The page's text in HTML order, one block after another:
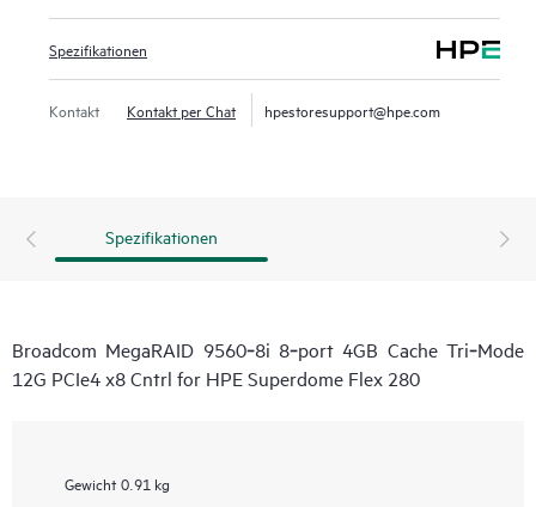
Spezifikationen
Kontakt Kontakt per Chat hpestoresupport@hpe.com
Spezifikationen
Broadcom MegaRAID 9560‑8i 8‑port 4GB Cache Tri‑Mode
12G PCIe4 x8 Cntrl for HPE Superdome Flex 280
Gewicht 0.91 kg